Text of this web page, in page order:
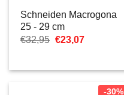
Schneiden Macrogona
25 - 29 cm
€32,95 Ursprünglicher
€32,95
€23,07Aktueller
€23,07.
-30%